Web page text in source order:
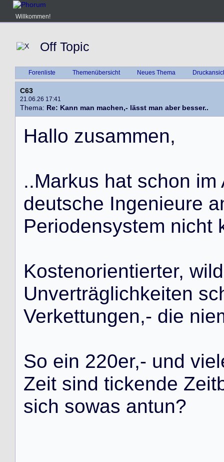
Willkommen!
Off Topic
Forenliste Themenübersicht Neues Thema
C63
21.06.26 17:41
Thema: Re: Kann man machen,- lässt man aber besser..
Hallo zusammen,
..Markus hat schon im
deutsche Ingenieure a
Periodensystem nicht
Kostenorientierter, wild
Unverträglichkeiten sc
Verkettungen,- die nie
So ein 220er,- und viel
Zeit sind tickende Zeit
sich sowas antun?